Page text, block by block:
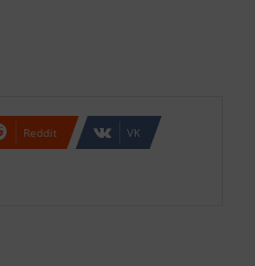
Reddit VK